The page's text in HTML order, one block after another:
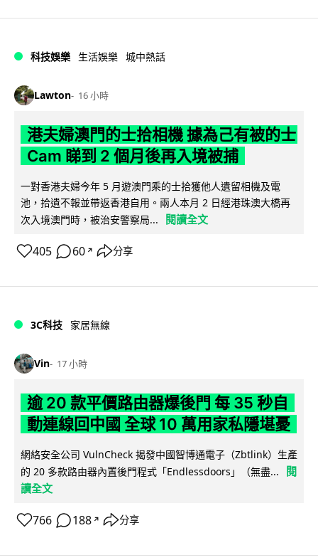
科技娛樂 生活娛樂 城中熱話
Lawton 16 小時
港夫婦澳門的士拾相機 據為己有被的士
Cam 睇到 2 個月後再入境被捕
一對香港夫婦今年 5 月遊澳門乘的士拾獲他人遺留相機及電
池，拾遺不報並帶返香港自用。兩人本月 2 日經港珠澳大橋再
次入境澳門時，被治安警察局...
閱讀全文
405 60 ↗ 分享
3C科技 家居無線
Vin 17 小時
逾 20 款平價路由器爆後門 每 35 秒自
動連線回中國 全球 10 萬用家私隱堪憂
網絡安全公司 VulnCheck 揭發中國智博通電子（Zbtlink）生產
的 20 多款路由器內置後門程式「Endlessdoors」（無盡...
閱
讀全文
766 188 ↗ 分享